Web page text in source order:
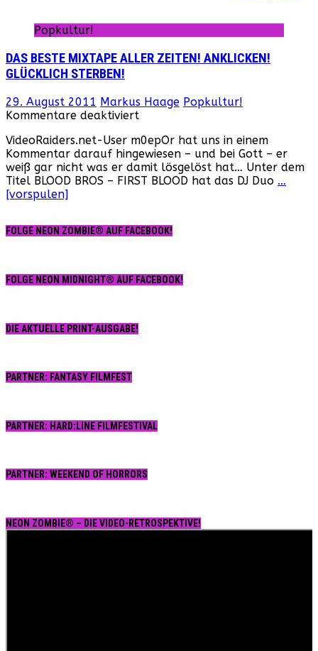
Popkultur!
DAS BESTE MIXTAPE ALLER ZEITEN! ANKLICKEN!
GLÜCKLICH STERBEN!
29. August 2011 Markus Haage Popkultur!
Kommentare deaktiviert
BESTE
MIXTAPE
ALLER
ZEITEN!
STERBEN!
VideoRaiders.net-User m0epOr hat uns in einem
Kommentar darauf hingewiesen – und bei Gott – er
weiß gar nicht was er damit lösgelöst hat… Unter dem
Titel BLOOD BROS – FIRST BLOOD hat das DJ Duo …
[vorspulen]
FOLGE NEON ZOMBIE® AUF FACEBOOK!
FOLGE NEON MIDNIGHT® AUF FACEBOOK!
DIE AKTUELLE PRINT-AUSGABE!
PARTNER: FANTASY FILMFEST
PARTNER: HARD:LINE FILMFESTIVAL
PARTNER: WEEKEND OF HORRORS
NEON ZOMBIE® – DIE VIDEO-RETROSPEKTIVE!